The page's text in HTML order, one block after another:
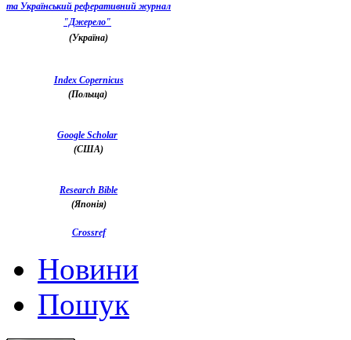
та Український реферативний журнал
"Джерело"
(Україна)
Index Copernicus
(Польща)
Google Scholar
(США)
Research Bible
(Японія)
Crossref
Новини
Пошук